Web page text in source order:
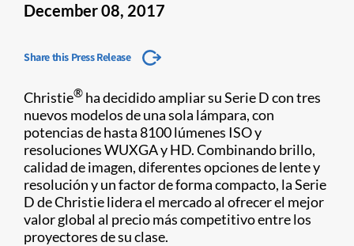
December 08, 2017
Share this Press Release
Christie® ha decidido ampliar su Serie D con tres
nuevos modelos de una sola lámpara, con
potencias de hasta 8100 lúmenes ISO y
resoluciones WUXGA y HD. Combinando brillo,
calidad de imagen, diferentes opciones de lente y
resolución y un factor de forma compacto, la Serie
D de Christie lidera el mercado al ofrecer el mejor
valor global al precio más competitivo entre los
proyectores de su clase.